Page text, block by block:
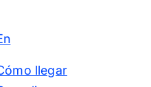
llegar